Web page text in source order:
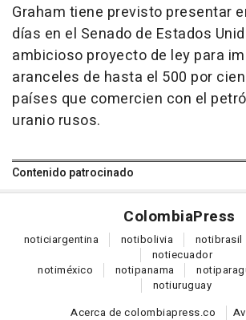
Graham tiene previsto presentar
días en el Senado de Estados
ambicioso proyecto de ley para
aranceles de hasta el 500 por
países que comercien con el
uranio rusos.
Contenido patrocinado
ColombiaPress
noticiargentina notibolivia notibrasil
notiecuador
notiméxico notipanama noti
notiuruguay
Acerca de colombiapress.co